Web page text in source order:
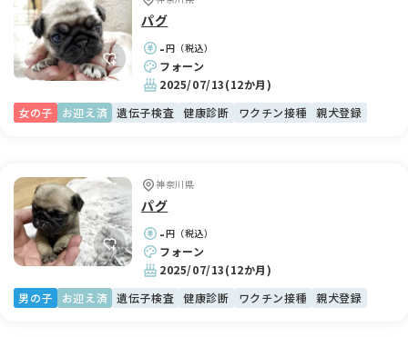
パグ
-円（税込）
フォーン
2025/07/13(12か月)
女の子
お迎え済 遺伝子検査 健康診断 ワクチン接種 親犬登録
神奈川県
パグ
-円（税込）
フォーン
2025/07/13(12か月)
男の子
お迎え済 遺伝子検査 健康診断 ワクチン接種 親犬登録